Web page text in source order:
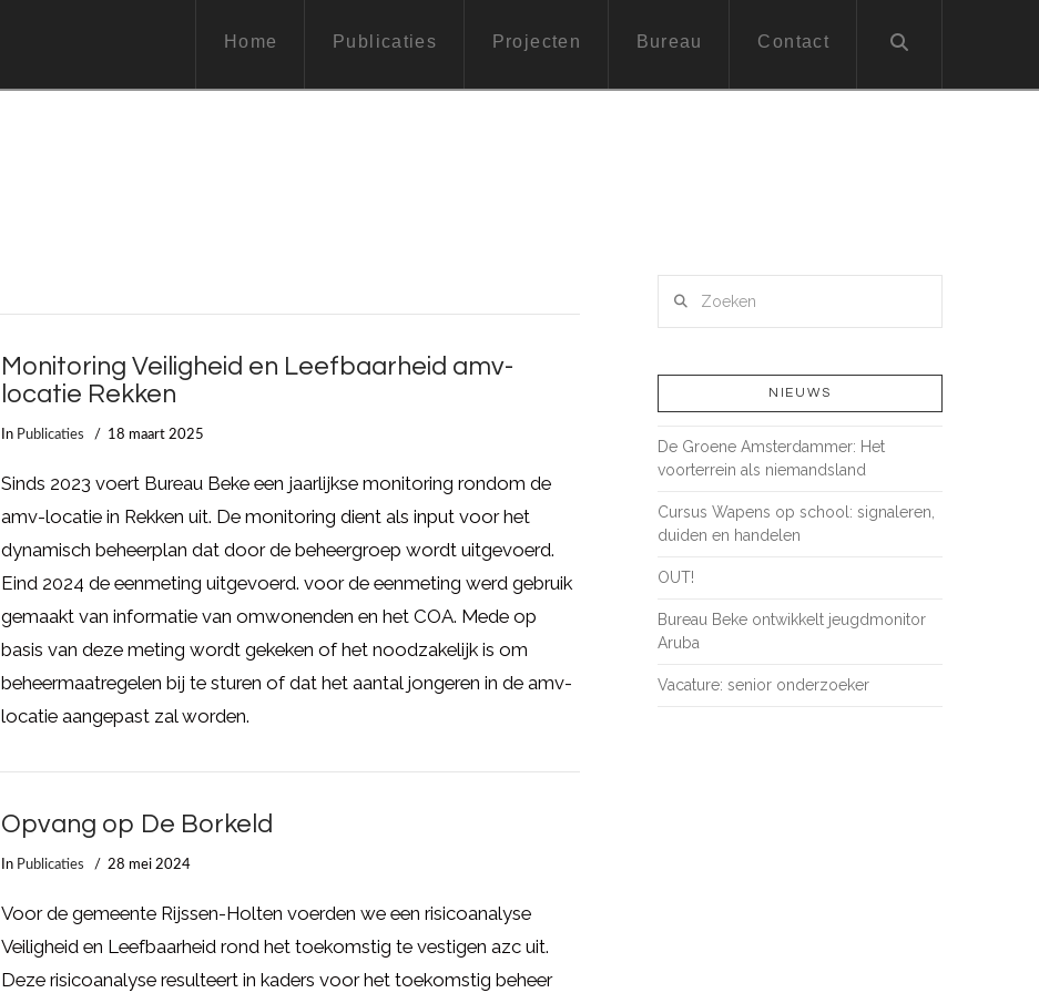
Home Publicaties Projecten Bureau Contact
Monitoring Veiligheid en Leefbaarheid amv-
locatie Rekken
In Publicaties 18 maart 2025
Sinds 2023 voert Bureau Beke een jaarlijkse monitoring rondom de
amv-locatie in Rekken uit. De monitoring dient als input voor het
dynamisch beheerplan dat door de beheergroep wordt uitgevoerd.
Eind 2024 de eenmeting uitgevoerd. voor de eenmeting werd gebruik
gemaakt van informatie van omwonenden en het COA. Mede op
basis van deze meting wordt gekeken of het noodzakelijk is om
beheermaatregelen bij te sturen of dat het aantal jongeren in de amv-
locatie aangepast zal worden.
Opvang op De Borkeld
In Publicaties 28 mei 2024
Voor de gemeente Rijssen-Holten voerden we een risicoanalyse
Veiligheid en Leefbaarheid rond het toekomstig te vestigen azc uit.
Deze risicoanalyse resulteert in kaders voor het toekomstig beheer
NIEUWS
De Groene Amsterdammer: Het
voorterrein als niemandsland
Cursus Wapens op school: signaleren,
duiden en handelen
OUT!
Bureau Beke ontwikkelt jeugdmonitor
Aruba
Vacature: senior onderzoeker